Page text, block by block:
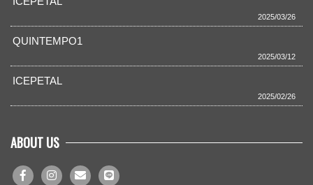
2025/03/26
QUINTEMPO1
2025/03/12
ICEPETAL
2025/02/26
ABOUT US